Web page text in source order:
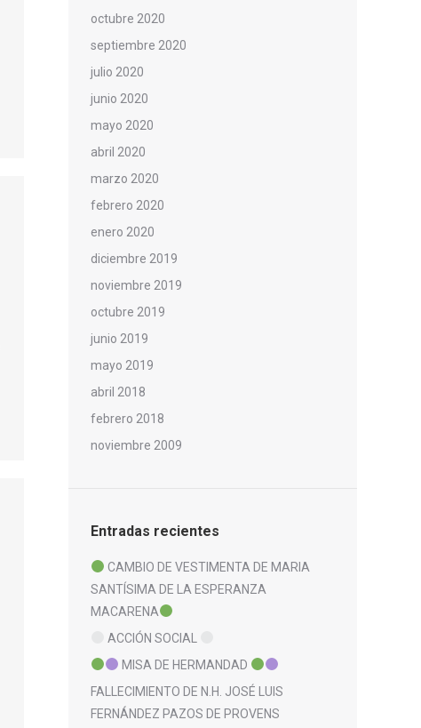
octubre 2020
septiembre 2020
julio 2020
junio 2020
mayo 2020
abril 2020
marzo 2020
febrero 2020
enero 2020
diciembre 2019
noviembre 2019
octubre 2019
junio 2019
mayo 2019
abril 2018
febrero 2018
noviembre 2009
Entradas recientes
CAMBIO DE VESTIMENTA DE MARIA
SANTÍSIMA DE LA ESPERANZA
MACARENA
ACCIÓN SOCIAL
MISA DE HERMANDAD
FALLECIMIENTO DE N.H. JOSÉ LUIS
FERNÁNDEZ PAZOS DE PROVENS